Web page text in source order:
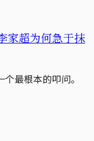
超为何急于抹
最根本的叩问。